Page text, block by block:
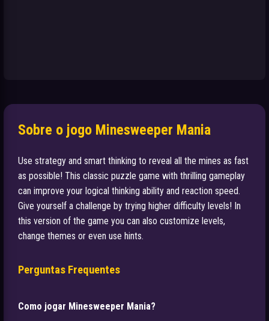
Sobre o jogo Minesweeper Mania
Use strategy and smart thinking to reveal all the mines as fast
as possible! This classic puzzle game with thrilling gameplay
can improve your logical thinking ability and reaction speed.
Give yourself a challenge by trying higher difficulty levels! In
this version of the game you can also customize levels,
change themes or even use hints.
Perguntas Frequentes
Como jogar Minesweeper Mania?